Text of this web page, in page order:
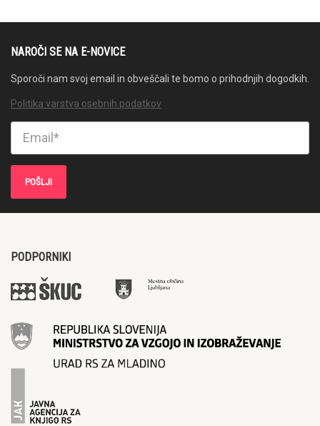
NAROČI SE NA E-NOVICE
Sporoči nam svoj email in obveščali te bomo o prihodnjih dogodkih.
Politika varstva osebnih podatkov
PODPORNIKI